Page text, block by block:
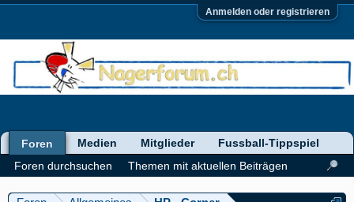
Anmelden oder registrieren
Foren
Foren durchsuchen
Themen mit aktuellen Beiträgen
Medien Mitglieder Fussball-Tippspiel